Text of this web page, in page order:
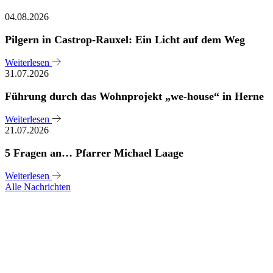
04.08.2026
Pilgern in Castrop-Rauxel: Ein Licht auf dem Weg
Weiterlesen
31.07.2026
Führung durch das Wohnprojekt „we-house“ in Herne
Weiterlesen
21.07.2026
5 Fragen an… Pfarrer Michael Laage
Weiterlesen
Alle Nachrichten